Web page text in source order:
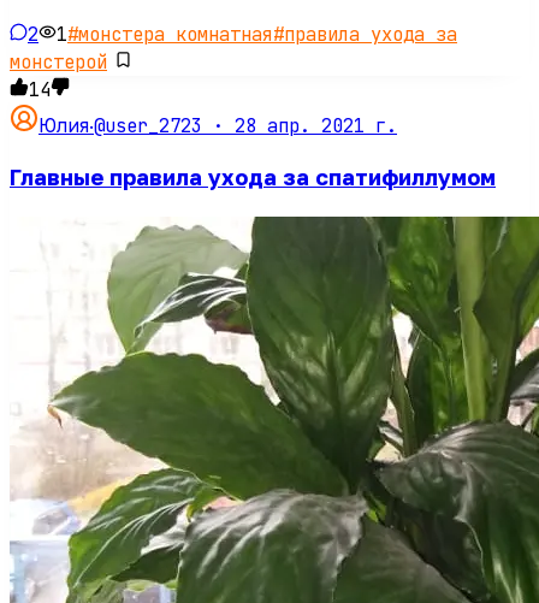
2 1#монстера комнатная#правила ухода за
монстерой
14
Юлия·@user_2723 · 28 апр. 2021 г.
Главные правила ухода за спатифиллумом